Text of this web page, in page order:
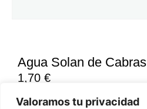
Valoramos tu privacidad
Agua Solan de Cabras
1,70 €